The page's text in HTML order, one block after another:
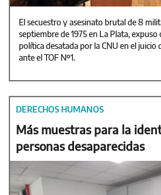
El secuestro y asesinato brutal de 8
septiembre de 1975 en La Plata,
política desatada por la CNU en el juicio
ante el TOF Nº1.
DERECHOS HUMANOS
Más muestras para la
personas desaparecidas